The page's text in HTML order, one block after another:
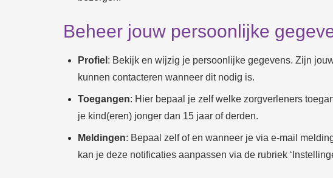
Beheer jouw persoonlijke
Profiel : Bekijk en wijzig je persoonlijke gegevens. Zijn
kunnen contacteren wanneer dit nodig is.
Toegangen: Hier bepaal je zelf welke zorgverleners
je kind(eren) jonger dan 15 jaar of derden.
Meldingen: Bepaal zelf of en wanneer je via e-mail
kan je deze notificaties aanpassen via de rubriek